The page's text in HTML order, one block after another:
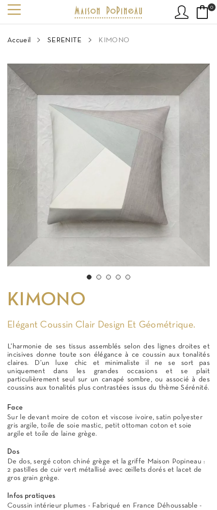
0
Accueil SERENITE KIMONO
KIMONO
Elégant Coussin Clair Design Et Géométrique.
L’harmonie de ses tissus assemblés selon des lignes droites et
incisives donne toute son élégance à ce coussin aux tonalités
claires. D’un luxe chic et minimaliste il ne se sort pas
uniquement dans les grandes occasions et se plait
particulièrement seul sur un canapé sombre, ou associé à des
coussins aux tonalités plus contrastées issus du thème Sérénité.
Face
Sur le devant moire de coton et viscose ivoire, satin polyester
gris argile, toile de soie mastic, petit ottoman coton et soie
argile et toile de laine grège.
Dos
De dos, sergé coton chiné grège et la griffe Maison Popineau :
2 pastilles de cuir vert métallisé avec œillets dorés et lacet de
gros grain grège.
Infos pratiques
Coussin intérieur plumes - Fabriqué en France Déhoussable -